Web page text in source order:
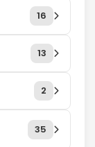
16
13
2
35